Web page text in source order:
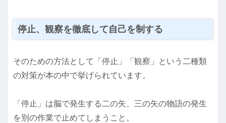
停止、観察を徹底して自己を制する
そのための方法として「停止」「観察」という二種類
の対策が本の中で挙げられています。
「停止」は脳で発生する二の矢、三の矢の物語の発生
を別の作業で止めてしまうこと。